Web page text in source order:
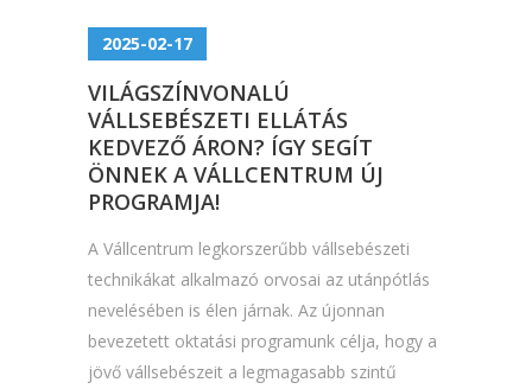
2025-02-17
VILÁGSZÍNVONALÚ
VÁLLSEBÉSZETI ELLÁTÁS
KEDVEZŐ ÁRON? ÍGY SEGÍT
ÖNNEK A VÁLLCENTRUM ÚJ
PROGRAMJA!
A Vállcentrum legkorszerűbb vállsebészeti
technikákat alkalmazó orvosai az utánpótlás
nevelésében is élen járnak. Az újonnan
bevezetett oktatási programunk célja, hogy a
jövő vállsebészeit a legmagasabb szintű